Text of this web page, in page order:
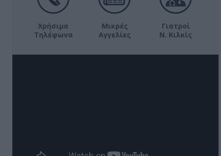
Χρήσιμα
Τηλέφωνα
Μικρές
Αγγελίες
Γιατροί
Ν. Κιλκίς